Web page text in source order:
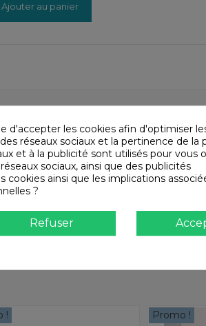
Ajouter au panier
Retours et
!
Promo !
d'accepter les cookies afin d'optimiser
réseaux sociaux et la pertinence de la
et à la publicité sont utilisés pour vous
sociaux, ainsi que des publicités
cookies ainsi que les implications
?
Refuser